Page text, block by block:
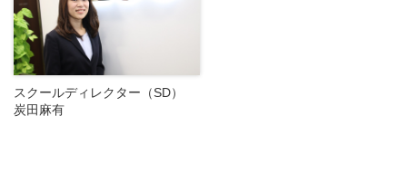
スクールディレクター（SD）
炭田麻有